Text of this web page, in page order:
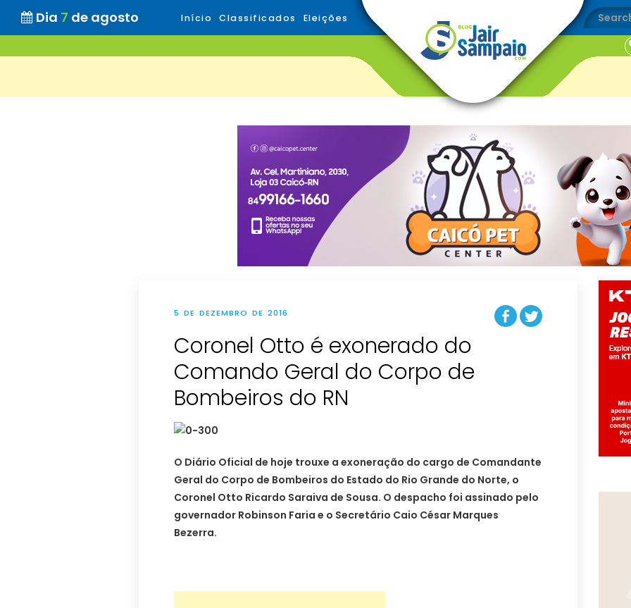
Dia 7 de agosto Início Classificados Eleições
5 DE DEZEMBRO DE 2016
Coronel Otto é exonerado do
Comando Geral do Corpo de
Bombeiros do RN
O Diário Oficial de hoje trouxe a exoneração do cargo de Comandante
Geral do Corpo de Bombeiros do Estado do Rio Grande do Norte, o
Coronel Otto Ricardo Saraiva de Sousa. O despacho foi assinado pelo
governador Robinson Faria e o Secretário Caio César Marques
Bezerra.